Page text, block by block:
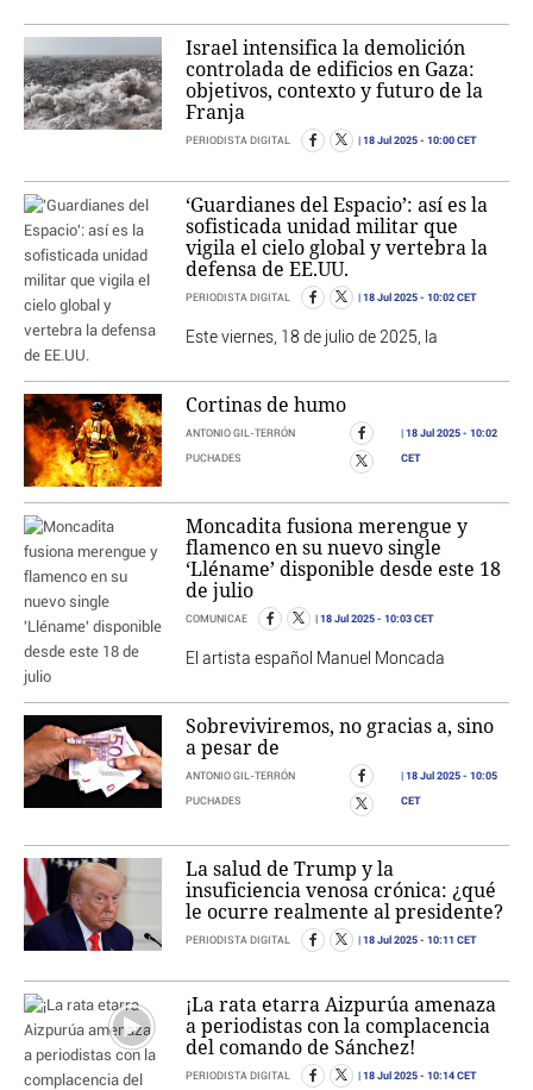
Israel intensifica la demolición
controlada de edificios en Gaza:
objetivos, contexto y futuro de la
Franja
PERIODISTA DIGITAL 18 Jul 2025 - 10:00 CET
‘Guardianes del Espacio’: así es la
sofisticada unidad militar que
vigila el cielo global y vertebra la
defensa de EE.UU.
PERIODISTA DIGITAL 18 Jul 2025 - 10:02 CET
Este viernes, 18 de julio de 2025, la
Cortinas de humo
ANTONIO GIL-TERRÓN
PUCHADES
18 Jul 2025- 10:02
CET
Moncadita fusiona merengue y
flamenco en su nuevo single
‘Lléname’ disponible desde este 18
de julio
COMUNICAE 18 Jul 2025 - 10:03 CET
El artista español Manuel Moncada
Sobreviviremos, no gracias a, sino
a pesar de
ANTONIO GIL-TERRÓN
PUCHADES
18 Jul 2025- 10:05
CET
La salud de Trump y la
insuficiencia venosa crónica: ¿qué
le ocurre realmente al presidente?
PERIODISTA DIGITAL 18 Jul 2025 - 10:11 CET
¡La rata etarra Aizpurúa amenaza
a periodistas con la complacencia
del comando de Sánchez!
PERIODISTA DIGITAL 18 Jul 2025 - 10:14 CET